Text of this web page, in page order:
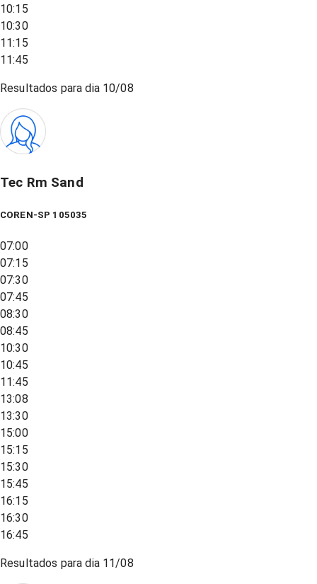
10:15
10:30
11:15
11:45
Resultados para dia 10/08
Tec Rm Sand
COREN-SP 105035
07:00
07:15
07:30
07:45
08:30
08:45
10:30
10:45
11:45
13:08
13:30
15:00
15:15
15:30
15:45
16:15
16:30
16:45
Resultados para dia 11/08